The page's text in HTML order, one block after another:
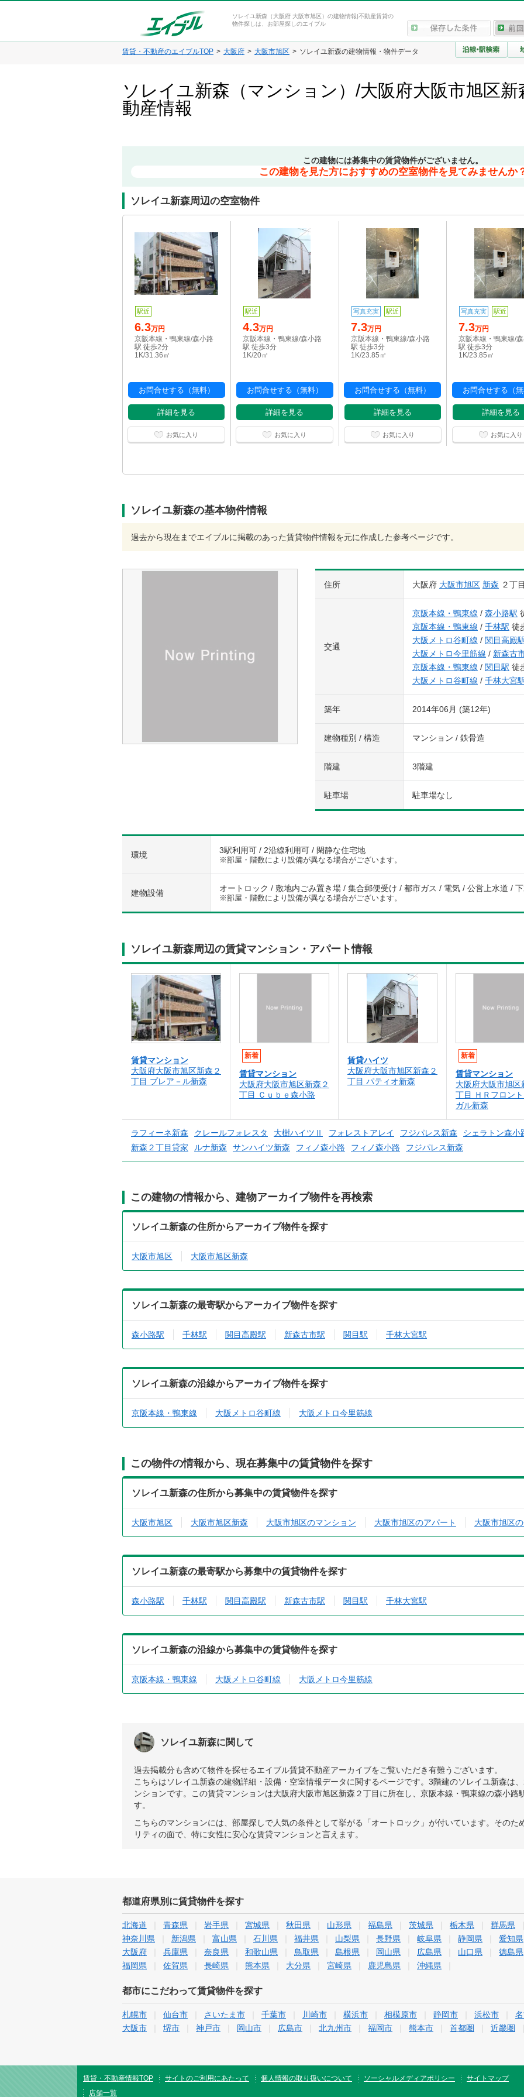
ソレイユ新森（大阪府 大阪市旭区）の建物情報|不動産賃貸の
物件探しは、お部屋探しのエイブル
賃貸・不動産のエイブルTOP 大阪府 大阪市旭区 ソレイユ新森の建物情報・物件データ
ソレイユ新森（マンション）/大阪府大阪市旭区
動産情報
この建物には募集中の賃貸物件がございません。
この建物を見た方におすすめの空室物件を見てみませんか
ソレイユ新森周辺の空室物件
駅近
6.3万円
京阪本線・鴨東線/森小路
駅 徒歩2分
1K/31.36㎡
お問合せする（無料）
詳細を見る
お気に入り
駅近
4.3万円
京阪本線・鴨東線/森小路
駅 徒歩3分
1K/20㎡
お問合せする（無料）
詳細を見る
お気に入り
写真充実 駅近
7.3万円
京阪本線・鴨東線/森小路
駅 徒歩3分
1K/23.85㎡
お問合せする（無料）
詳細を見る
お気に入り
写真充実 駅近
7.3万円
京阪本線・鴨東線/
駅 徒歩3分
1K/23.85㎡
お問合せする（
詳細を見る
お気に入り
ソレイユ新森の基本物件情報
過去から現在までエイブルに掲載のあった賃貸物件情報を元に作成した参考ページです。
住所 大阪府 大阪市旭区 新森 ２丁
交通
京阪本線・鴨東線 / 森小路駅
京阪本線・鴨東線 / 千林駅 徒
大阪メトロ谷町線 / 関目高殿
大阪メトロ今里筋線 / 新森古
京阪本線・鴨東線 / 関目駅 徒
大阪メトロ谷町線 / 千林大宮
築年 2014年06月 (築12年)
建物種別 / 構造 マンション / 鉄骨造
階建 3階建
駐車場 駐車場なし
環境 3駅利用可 / 2沿線利用可 / 閑静な住宅地
※部屋・階数により設備が異なる場合がございます。
建物設備 オートロック / 敷地内ごみ置き場 / 集合郵便受け / 都市ガス / 電気 / 公営上水道 /
※部屋・階数により設備が異なる場合がございます。
ソレイユ新森周辺の賃貸マンション・アパート情報
賃貸マンション
大阪府大阪市旭区新森２
丁目 プレア－ル新森
新着
賃貸マンション
大阪府大阪市旭区新森２
丁目 Ｃｕｂｅ森小路
賃貸ハイツ
大阪府大阪市旭区新森２
丁目 パティオ新森
新着
賃貸マンション
大阪府大阪市旭区
丁目 ＨＲフロン
ガル新森
ラフィーネ新森 クレールフォレスタ 大樹ハイツⅡ フォレストアレイ フジパレス新森
シェラトン森小
新森２丁目貸家
ルナ新森 サンハイツ新森 フィノ森小路 フィノ森小路 フジパレス新森
この建物の情報から、建物アーカイブ物件を再検索
ソレイユ新森の住所からアーカイブ物件を探す
大阪市旭区 大阪市旭区新森
ソレイユ新森の最寄駅からアーカイブ物件を探す
森小路駅 千林駅 関目高殿駅 新森古市駅 関目駅 千林大宮駅
ソレイユ新森の沿線からアーカイブ物件を探す
京阪本線・鴨東線 大阪メトロ谷町線 大阪メトロ今里筋線
この物件の情報から、現在募集中の賃貸物件を探す
ソレイユ新森の住所から募集中の賃貸物件を探す
大阪市旭区 大阪市旭区新森 大阪市旭区のマンション 大阪市旭区のアパート 大阪市旭区
ソレイユ新森の最寄駅から募集中の賃貸物件を探す
森小路駅 千林駅 関目高殿駅 新森古市駅 関目駅 千林大宮駅
ソレイユ新森の沿線から募集中の賃貸物件を探す
京阪本線・鴨東線 大阪メトロ谷町線 大阪メトロ今里筋線
ソレイユ新森に関して
過去掲載分も含めて物件を探せるエイブル賃貸不動産アーカイブをご覧いただき有難うございます。
こちらはソレイユ新森の建物詳細・設備・空室情報データに関するページです。3階建のソレイユ新森は
ンションです。この賃貸マンションは大阪府大阪市旭区新森２丁目に所在し、京阪本線・鴨東線の森小路
す。
こちらのマンションには、部屋探しで人気の条件として挙がる「オートロック」が付いています。そのた
リティの面で、特に女性に安心な賃貸マンションと言えます。
都道府県別に賃貸物件を探す
北海道 青森県 岩手県 宮城県 秋田県 山形県 福島県 茨城県 栃木県
群馬県
神奈川県
新潟県 富山県 石川県 福井県 山梨県 長野県 岐阜県 静岡県
愛知県
大阪府
兵庫県 奈良県 和歌山県 鳥取県 島根県 岡山県 広島県 山口県
徳島県
福岡県
佐賀県 長崎県 熊本県 大分県 宮崎県 鹿児島県 沖縄県
都市にこだわって賃貸物件を探す
札幌市 仙台市 さいたま市 千葉市 川崎市 横浜市 相模原市 静岡市 浜松市
大阪市
堺市 神戸市 岡山市 広島市 北九州市 福岡市 熊本市 首都圏 近畿圏
賃貸・不動産情報TOP サイトのご利用にあたって 個人情報の取り扱いについて ソーシャルメディアポリシー
サイトマップ
店舗一覧